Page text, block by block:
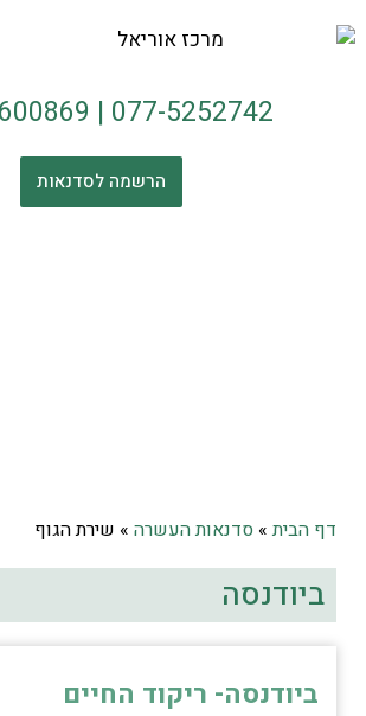
077-5252742
|
הרשמה לסדנאות
דף הבית» סדנאות העשרה » שירת הגוף
ביודנסה
ביודנסה- ריקוד החיים